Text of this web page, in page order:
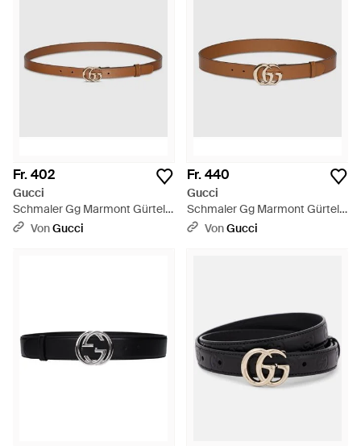
Fr. 402
Gucci
Schmaler Gg Marmont Gürtel,
Größe 100 - Braun
VonGucci
Fr. 440
Gucci
Schmaler Gg Marmont Gürtel,
Größe 100 - Braun
VonGucci